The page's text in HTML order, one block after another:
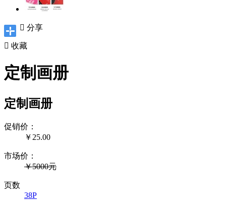
 分享
 收藏
定制画册
定制画册
促销价：
￥ 25.00
市场价：
￥5000元
页数
38P